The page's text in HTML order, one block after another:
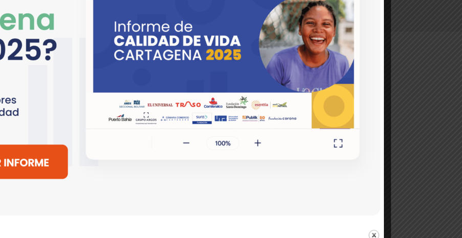
Conoce más
Copyright © 2018 - 2026 All rights reserved |EL UNIVERSAL